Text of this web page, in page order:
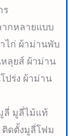
ร
กหลายแบบ
ไก่ ผ้าม่านพับ
ลุยส์ ผ้าม่าน
ปร่ง ผ้าม่าน
ลี่ มูลี่ไม้แท้
ดตั้งมูลี่โฟม